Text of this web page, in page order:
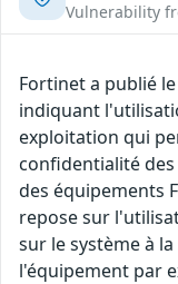
Vulnerability
Fortinet a publié
indiquant
exploitation qui
confidentialité
des équipements
repose sur
sur le système à
l'équipement par